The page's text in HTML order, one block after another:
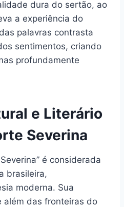
dura do sertão, ao
a experiência do
palavras contrasta
sentimentos, criando
profundamente
e Literário
Severina
é considerada
brasileira,
moderna. Sua
além das fronteiras do